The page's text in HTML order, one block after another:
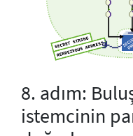
8. adım:
istemcinin